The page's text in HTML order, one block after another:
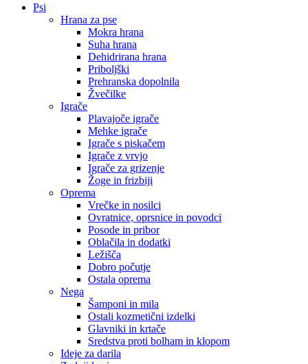
Psi
Hrana za pse
Mokra hrana
Suha hrana
Dehidrirana hrana
Priboljški
Prehranska dopolnila
Žvečilke
Igrače
Plavajoče igrače
Mehke igrače
Igrače s piskačem
Igrače z vrvjo
Igrače za grizenje
Žoge in frizbiji
Oprema
Vrečke in nosilci
Ovratnice, oprsnice in povodci
Posode in pribor
Oblačila in dodatki
Ležišča
Dobro počutje
Ostala oprema
Nega
Šamponi in mila
Ostali kozmetični izdelki
Glavniki in krtače
Sredstva proti bolham in klopom
Ideje za darila